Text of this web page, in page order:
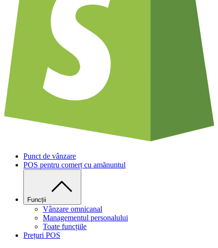
Punct de vânzare
POS pentru comerț cu amănuntul
Funcții
Vânzare omnicanal
Managementul personalului
Toate funcțiile
Prețuri POS